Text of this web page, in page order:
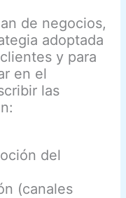
de negocios,
adoptada
y para
en el
las
del
(canales